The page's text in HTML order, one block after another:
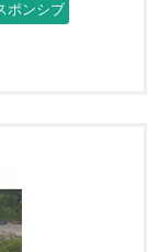
ポンシブ